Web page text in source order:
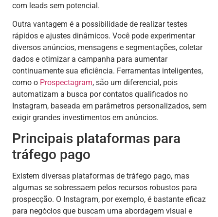
com leads sem potencial.
Outra vantagem é a possibilidade de realizar testes
rápidos e ajustes dinâmicos. Você pode experimentar
diversos anúncios, mensagens e segmentações, coletar
dados e otimizar a campanha para aumentar
continuamente sua eficiência. Ferramentas inteligentes,
como o Prospectagram, são um diferencial, pois
automatizam a busca por contatos qualificados no
Instagram, baseada em parâmetros personalizados, sem
exigir grandes investimentos em anúncios.
Principais plataformas para
tráfego pago
Existem diversas plataformas de tráfego pago, mas
algumas se sobressaem pelos recursos robustos para
prospecção. O Instagram, por exemplo, é bastante eficaz
para negócios que buscam uma abordagem visual e